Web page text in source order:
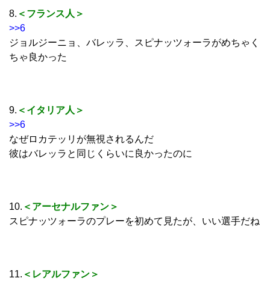
8. ＜フランス人＞
>>6
ジョルジーニョ、バレッラ、スピナッツォーラがめちゃく
ちゃ良かった
9. ＜イタリア人＞
>>6
なぜロカテッリが無視されるんだ
彼はバレッラと同じくらいに良かったのに
10. ＜アーセナルファン＞
スピナッツォーラのプレーを初めて見たが、いい選手だね
11. ＜レアルファン＞